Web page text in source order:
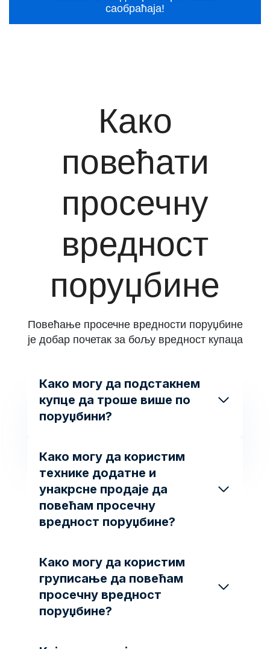
саобраћаја!
Како
повећати
просечну
вредност
поруџбине
Повећање просечне вредности поруџбине
је добар почетак за бољу вредност купаца
Како могу да подстакнем
купце да троше више по
поруџбини?
Како могу да користим
технике додатне и
унакрсне продаје да
повећам просечну
вредност поруџбине?
Како могу да користим
груписање да повећам
просечну вредност
поруџбине?